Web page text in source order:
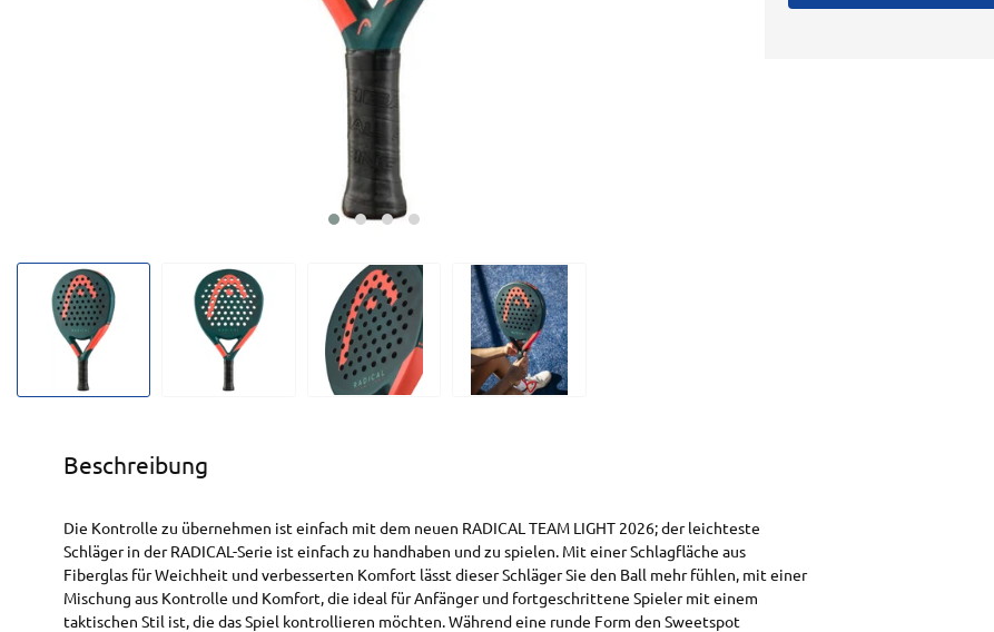
Beschreibung
Die Kontrolle zu übernehmen ist einfach mit dem neuen RADICAL TEAM LIGHT 2026; der leichteste
Schläger in der RADICAL-Serie ist einfach zu handhaben und zu spielen. Mit einer Schlagfläche aus
Fiberglas für Weichheit und verbesserten Komfort lässt dieser Schläger Sie den Ball mehr fühlen, mit einer
Mischung aus Kontrolle und Komfort, die ideal für Anfänger und fortgeschrittene Spieler mit einem
taktischen Stil ist, die das Spiel kontrollieren möchten. Während eine runde Form den Sweetspot